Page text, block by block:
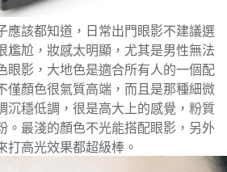
應該都知道，日常出門眼影不建議選
尷尬，妝感太明顯，尤其是男性無法
眼影，大地色是適合所有人的一個配
僅顏色很氣質高端，而且是那種細微
沉穩低調，很是高大上的感覺，粉質
。最淺的顏色不光能搭配眼影，另外
打高光效果都超級棒。